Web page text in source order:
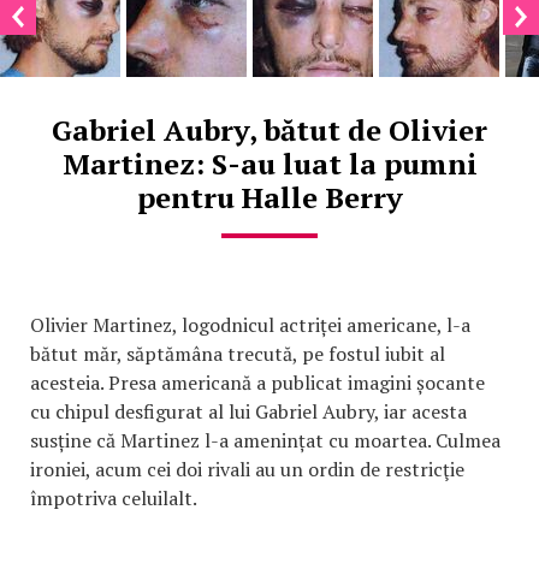
Gabriel Aubry, bătut de Olivier
Martinez: S-au luat la pumni
pentru Halle Berry
Olivier Martinez, logodnicul actriței americane, l-a
bătut măr, săptămâna trecută, pe fostul iubit al
acesteia. Presa americană a publicat imagini șocante
cu chipul desfigurat al lui Gabriel Aubry, iar acesta
susține că Martinez l-a amenințat cu moartea. Culmea
ironiei, acum cei doi rivali au un ordin de restricţie
împotriva celuilalt.